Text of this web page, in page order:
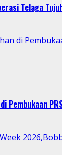
Telaga
di
Pembukaan